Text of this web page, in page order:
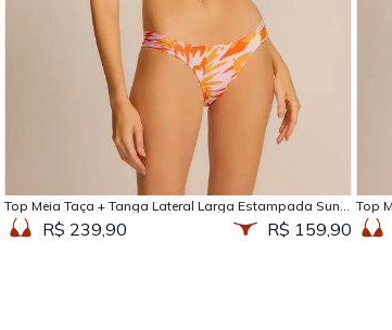
Adicionar na sacola
Top Meia Taça + Tanga Lateral Larga Estampada Sun
KissedR$ 239,90 R$ 159,90
Top